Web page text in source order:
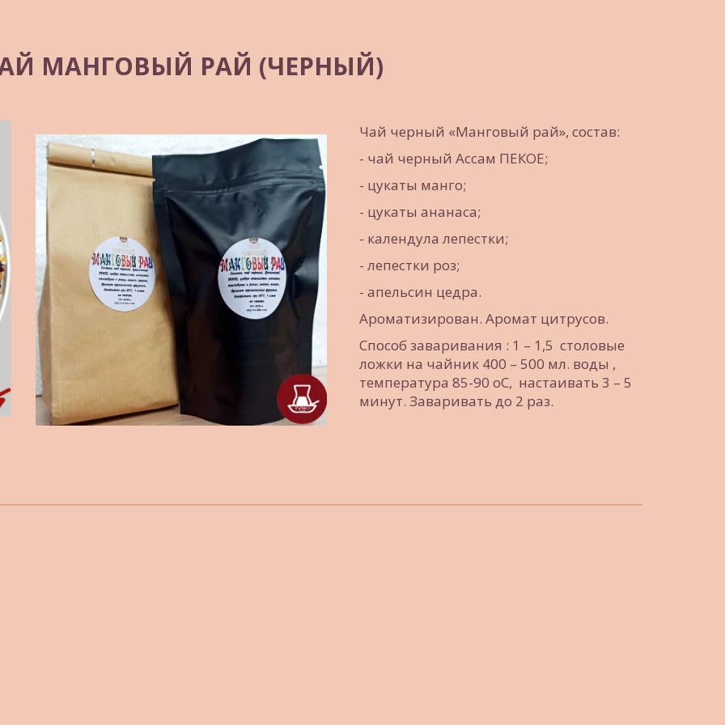
МАНГОВЫЙ РАЙ (ЧЕРНЫЙ)
Чай черный «Манговый рай», состав:
- чай черный Ассам ПЕКОЕ;
- цукаты манго;
- цукаты ананаса;
- календула лепестки;
- лепестки роз;
- апельсин цедра.
Ароматизирован. Аромат цитрусов.
Способ заваривания : 1 – 1,5  столовые
ложки на чайник 400 – 500 мл. воды ,
температура 85-90 оС,  настаивать 3 – 5
минут. Заваривать до 2 раз.